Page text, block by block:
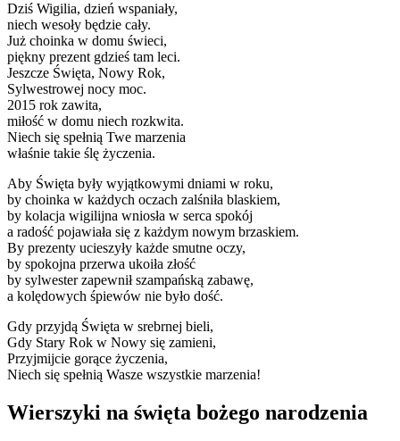
Dziś Wigilia, dzień wspaniały,
niech wesoły będzie cały.
Już choinka w domu świeci,
piękny prezent gdzieś tam leci.
Jeszcze Święta, Nowy Rok,
Sylwestrowej nocy moc.
2015 rok zawita,
miłość w domu niech rozkwita.
Niech się spełnią Twe marzenia
właśnie takie ślę życzenia.
Aby Święta były wyjątkowymi dniami w roku,
by choinka w każdych oczach zalśniła blaskiem,
by kolacja wigilijna wniosła w serca spokój
a radość pojawiała się z każdym nowym brzaskiem.
By prezenty ucieszyły każde smutne oczy,
by spokojna przerwa ukoiła złość
by sylwester zapewnił szampańską zabawę,
a kolędowych śpiewów nie było dość.
Gdy przyjdą Święta w srebrnej bieli,
Gdy Stary Rok w Nowy się zamieni,
Przyjmijcie gorące życzenia,
Niech się spełnią Wasze wszystkie marzenia!
Wierszyki na święta bożego narodzenia